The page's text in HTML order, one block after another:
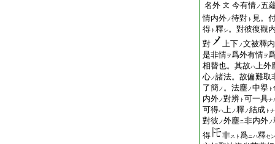
名外 文 今有情ノ五
情内外ノ待對 ト 見。
得 ト 釋シ。對彼復觀
對
上下ノ文被釋
是非情ヲ爲外有情ヲ
相替也。其故ハ上外
心ノ諸法。故偏難取
了簡ノ 。法塵ノ中擧 ト
内外ノ對辨 ト 可一具ナ
可得ハ上ノ釋ノ結成 ト
對彼 ノ外塵ニ非内外ノ
得
非スト 爲ニハ釋セン